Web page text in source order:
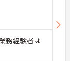
務経験者は